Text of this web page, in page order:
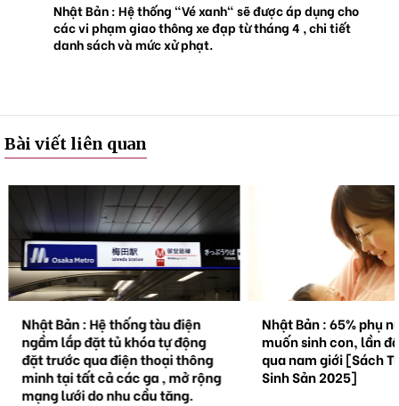
Nhật Bản : Hệ thống "Vé xanh" sẽ được áp dụng cho
các vi phạm giao thông xe đạp từ tháng 4 , chi tiết
danh sách và mức xử phạt.
Bài viết liên quan
Nhật Bản : Hệ thống tàu điện
ngầm lắp đặt tủ khóa tự động
đặt trước qua điện thoại thông
minh tại tất cả các ga , mở rộng
mạng lưới do nhu cầu tăng.
Nhật Bản : 65% phụ
muốn sinh con, lần
qua nam giới [Sách
Sinh Sản 2025]